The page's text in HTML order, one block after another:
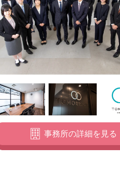
事務所の詳細を見る